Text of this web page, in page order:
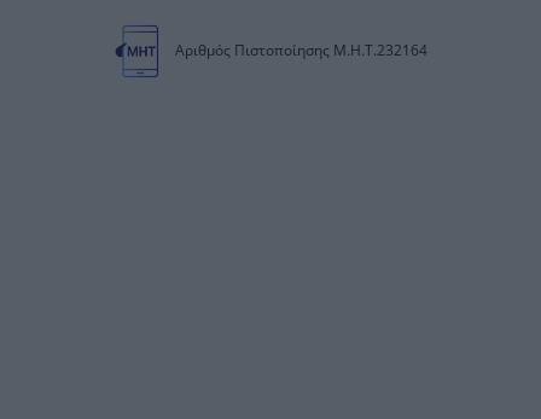
Αριθμός Πιστοποίησης Μ.Η.Τ.232164